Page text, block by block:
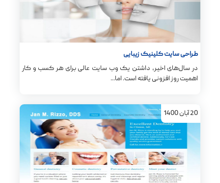
طراحی سایت کلینیک زیبایی
در سال‌های اخیر، داشتن یک وب سایت عالی برای هر کسب و کار
اهمیت روز افزونی یافته است. اما...
20آبان1400